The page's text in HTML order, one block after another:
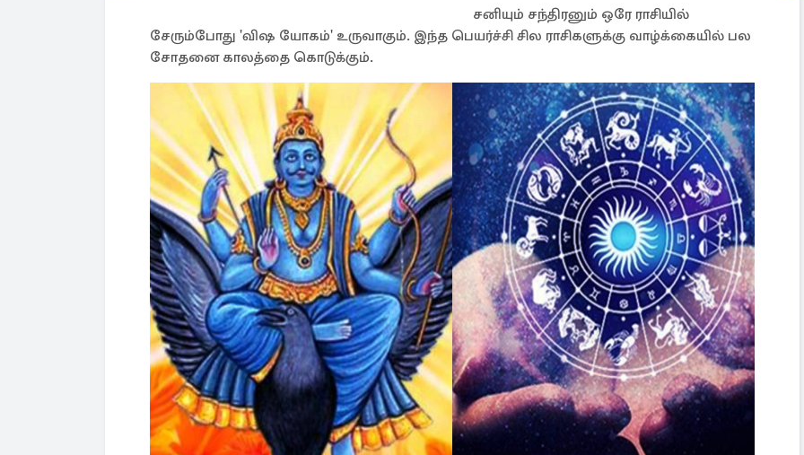
சனியும் சந்திரனும் ஒரே ராசியில்
சேரும்போது 'விஷ யோகம்' உருவாகும். இந்த பெயர்ச்சி சில ராசிகளுக்கு வாழ்க்கையில் பல
சோதனை காலத்தை கொடுக்கும்.